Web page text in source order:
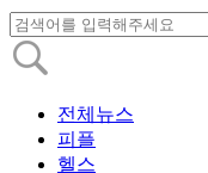
전체뉴스
피플
헬스